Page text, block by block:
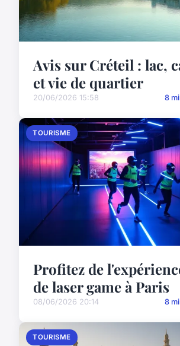
Avis sur Créteil : lac,
et vie de quartier
20/06/2026 15:58 8
TOURISME
Profitez de
de laser game à Paris
08/06/2026 20:14 8
TOURISME